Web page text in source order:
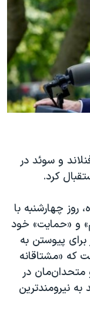
و سوئد در
کرد.
چهارشنبه با
و «حمایت» خود
پیوستن به
که «مشتاقانه
متحدان‌مان در
به نیرومندترین